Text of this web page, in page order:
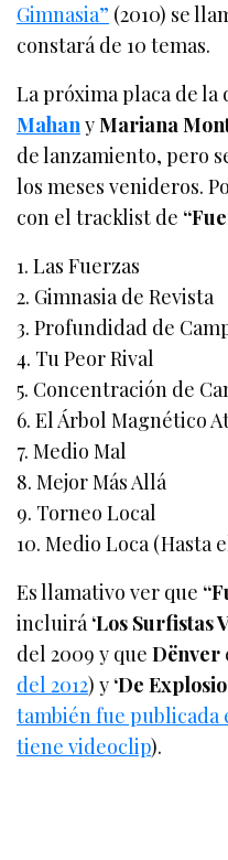
Gimnasia” (2010) se
constará de 10 temas.
La próxima placa de
MahanyMariana
de lanzamiento, pero
los meses venideros.
con el tracklist de
1. Las Fuerzas
2. Gimnasia de Revista
3. Profundidad de
4. Tu Peor Rival
5. Concentración de
6. El Árbol Magnético
7. Medio Mal
8. Mejor Más Allá
9. Torneo Local
10. Medio Loca (Hasta
Es llamativo ver que
incluirá‘Los Surfistas
del 2009 y queDënver
del 2012) y ‘De
también fue publicada
tiene videoclip).